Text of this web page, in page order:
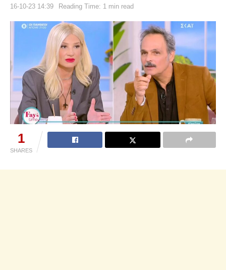
16-10-23 14:39 Reading Time: 1 min read
1
SHARES